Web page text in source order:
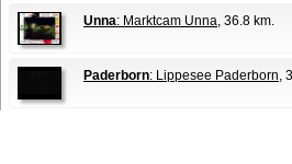
Unna: Marktcam Unna, 36.8 km.
Paderborn: Lippesee Paderborn,